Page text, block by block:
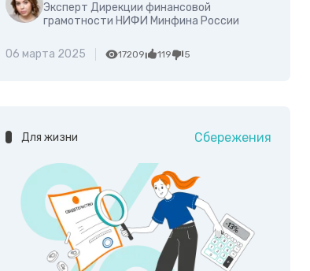
Эксперт Дирекции финансовой
грамотности НИФИ Минфина России
06 марта 2025 17209 119 5
Для жизни Сбережения